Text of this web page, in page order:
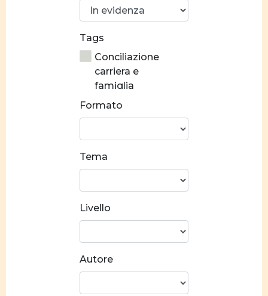
Tags
Conciliazione
carriera e
famiglia
Stereotipi di
genere
Prevenzione alla
violenza
personale
Costruzione
Socializzazione
Relazioni di
Formato
Tema
Livello
Autore